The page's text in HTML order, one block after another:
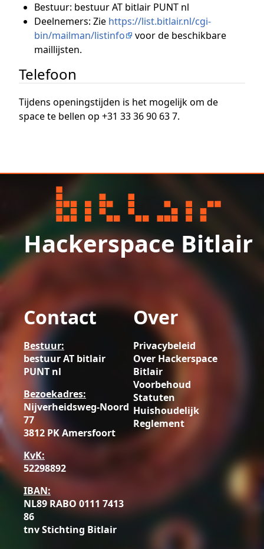
Bestuur: bestuur AT bitlair PUNT nl
Deelnemers: Zie https://list.bitlair.nl/cgi-
bin/mailman/listinfo
voor de beschikbare
maillijsten.
Telefoon
Tijdens openingstijden is het mogelijk om de
space te bellen op +31 33 36 90 63 7.
Hackerspace Bitlair
Contact
Bestuur:
bestuur AT bitlair
PUNT nl
Bezoekadres:
Nijverheidsweg-Noord
77
3812 PK Amersfoort
KvK:
52298892
IBAN:
NL89 RABO 0111 7413
86
tnv Stichting Bitlair
Over
Privacybeleid
Over Hackerspace
Bitlair
Voorbehoud
Statuten
Huishoudelijk
Reglement